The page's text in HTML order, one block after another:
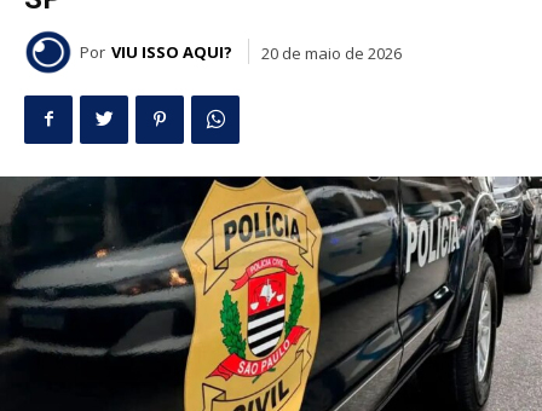
Por VIU ISSO AQUI? 20 de maio de 2026